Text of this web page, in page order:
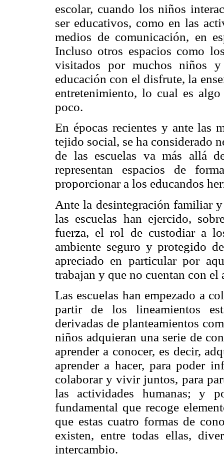
escolar, cuando los niños
ser educativos, como en las
medios de comunicación, en
Incluso otros espacios como
visitados por muchos niños
educación con el disfrute, la
entretenimiento, lo cual es
poco.
En épocas recientes y ante las
tejido social, se ha considerado
de las escuelas va más allá
representan espacios de
proporcionar a los educandos
Ante la desintegración familiar
las escuelas han ejercido,
fuerza, el rol de custodiar a
ambiente seguro y protegido
apreciado en particular por
trabajan y que no cuentan con
Las escuelas han empezado a
partir de los lineamientos
derivadas de planteamientos
niños adquieran una serie de
aprender a conocer, es decir,
aprender a hacer, para poder
colaborar y vivir juntos, para
las actividades humanas; y
fundamental que recoge
que estas cuatro formas de
existen, entre todas ellas,
intercambio.